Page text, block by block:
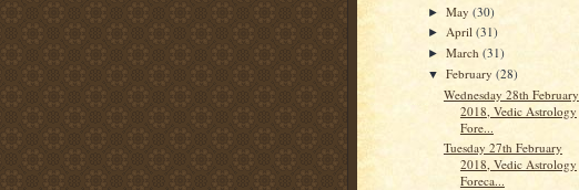
►May(30)
►April(31)
►March(31)
▼February(28)
Wednesday 28th February
2018, Vedic Astrology
Fore...
Tuesday 27th February
2018, Vedic Astrology
Foreca...